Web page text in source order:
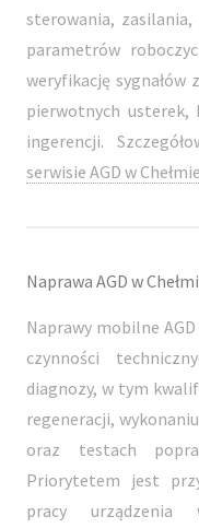
sterowania,
parametrów
weryfikację
pierwotnych usterek,
ingerencji.
serwisie AGD w Chełmie
Naprawa AGD w
Naprawy mobilne
czynności
diagnozy, w tym
regeneracji,
oraz testach
Priorytetem jest
pracy urządzenia